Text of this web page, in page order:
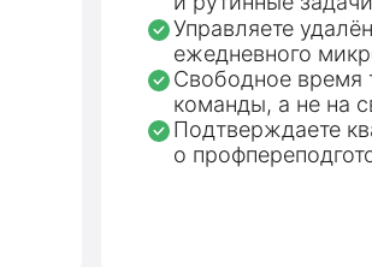
Управляете
ежедневного
Свободное время
команды, а не на
Подтверждаете
о